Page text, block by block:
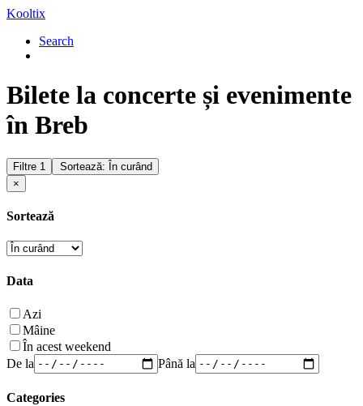
Kooltix
Search
Bilete la concerte și evenimente
în Breb
Filtre 1
Sortează: În curând
×
Sortează
Data
Azi
Mâine
În acest weekend
De la
Până la
Categories